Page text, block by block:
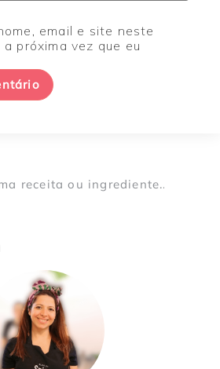
email e site neste
próxima vez que eu